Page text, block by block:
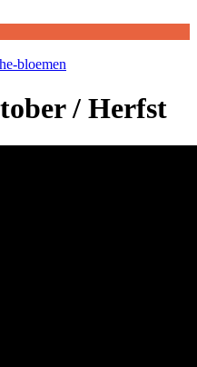
/ Herfst